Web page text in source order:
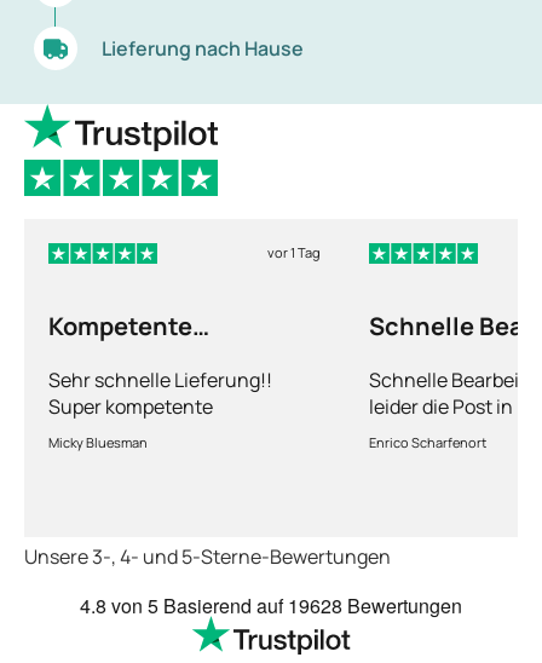
Lieferung nach Hause
vor 1 Tag
Kompetente
Sehr schnelle Lieferung!!
Super kompetente
Abhandlung!
Micky Bluesman
Schnelle
Schnelle
leider die Post in
kriegt es nicht hin
dauert obwohl ihr
richtig fix.
Enrico Scharfenort
Unsere 3-, 4- und 5-Sterne-Bewertungen
4.8 von 5 Basierend auf19628 Bewertungen